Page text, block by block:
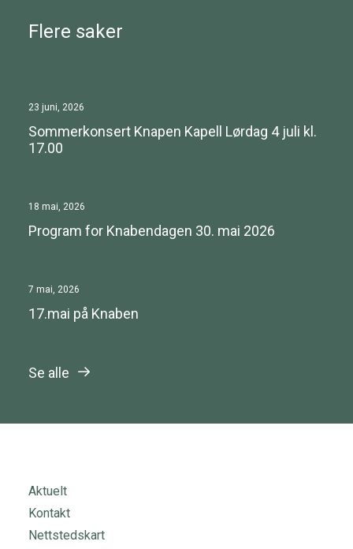
Flere saker
23 juni, 2026
Sommerkonsert Knapen Kapell Lørdag 4 juli kl.
17.00
18 mai, 2026
Program for Knabendagen 30. mai 2026
7 mai, 2026
17.mai på Knaben
Se alle
Aktuelt
Kontakt
Nettstedskart